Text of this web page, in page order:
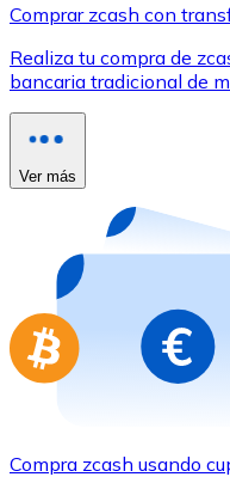
Comprar con tarjeta
Tienda - Tarjetas
Nuevo
Ir a la tienda de
Comprar zcash con
Realiza tu compra de
bancaria tradicional de
Ver más
Compra zcash usando